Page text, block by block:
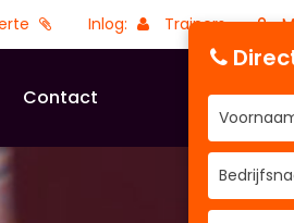
Inlog: Trainers
Contact